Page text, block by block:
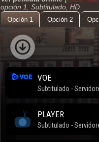
opción 1, Subtitulado, HD
Opción 1 Opción 2